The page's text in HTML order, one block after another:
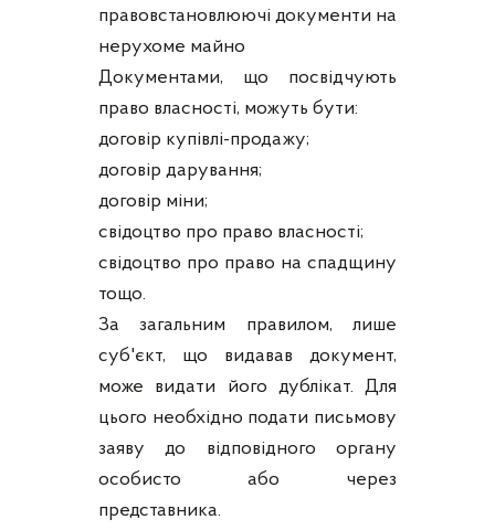
правовстановлюючі документи на
нерухоме майно
Документами, що посвідчують
право власності, можуть бути:
договір купівлі-продажу;
договір дарування;
договір міни;
свідоцтво про право власності;
свідоцтво про право на спадщину
тощо.
За загальним правилом, лише
суб'єкт, що видавав документ,
може видати його дублікат. Для
цього необхідно подати письмову
заяву до відповідного органу
особисто або через
представника.